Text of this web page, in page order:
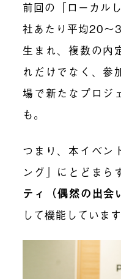
前回の「ローカル
社あたり平均20〜
生まれ、複数の内
れだけでなく、参
場で新たなプロジ
も。
つまり、本イベン
ング」にとどまら
ティ（偶然の出会
して機能しています